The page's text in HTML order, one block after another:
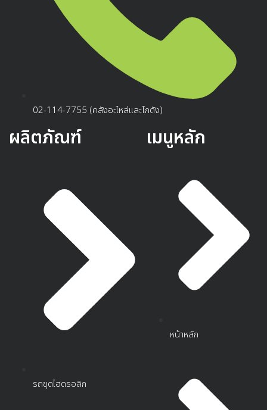
02-114-7755 (คลังอะไหล่และโกดัง)
ผลิตภัณฑ์
รถขุดไฮดรอลิก
เมนูหลัก
หน้าหลัก